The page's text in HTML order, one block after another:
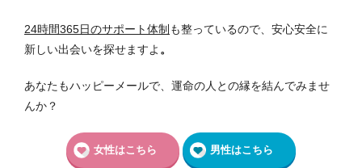
24時間365日のサポート体制 も整っているので、安心安全に
新しい出会いを探せますよ 。
あなたもハッピーメールで、運命の人との縁を結んでみませ
んか？
女性はこちら 男性はこちら